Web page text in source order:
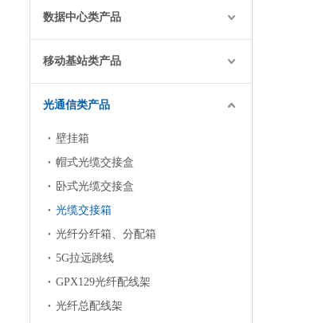
数据中心类产品
移动基站类产品
光通信类产品
壁挂箱
帽式光缆交接盒
卧式光缆交接盒
光缆交接箱
光纤分纤箱、分配箱
5G拉远跳线
GPX129光纤配线架
光纤总配线架